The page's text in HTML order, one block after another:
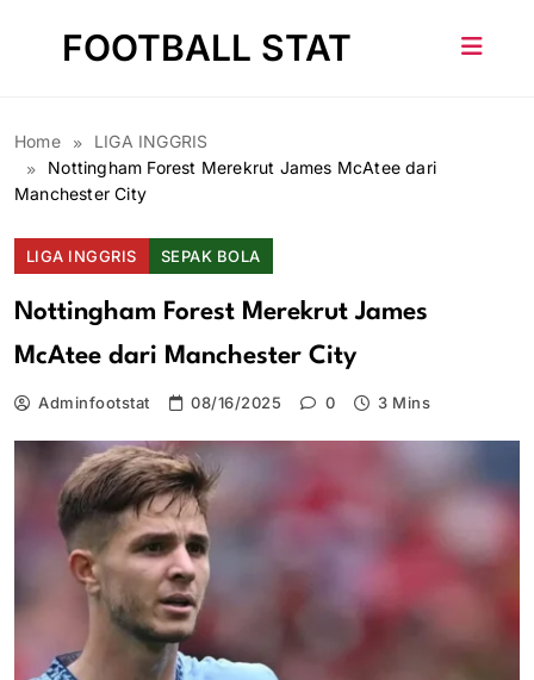
FOOTBALL STAT
Home
LIGA INGGRIS
Nottingham Forest Merekrut James McAtee dari
Manchester City
LIGA INGGRIS SEPAK BOLA
Nottingham Forest Merekrut James
McAtee dari Manchester City
Adminfootstat 08/16/2025 0 3 Mins